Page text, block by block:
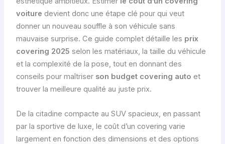
voiture devient donc une étape clé pour qui veut
donner un nouveau souffle à son véhicule sans
mauvaise surprise. Ce guide complet détaille les prix
covering 2025 selon les matériaux, la taille du véhicule
et la complexité de la pose, tout en donnant des
conseils pour maîtriser son budget covering auto et
trouver la meilleure qualité au juste prix.
De la citadine compacte au SUV spacieux, en passant
par la sportive de luxe, le coût d’un covering varie
largement en fonction des dimensions et des options